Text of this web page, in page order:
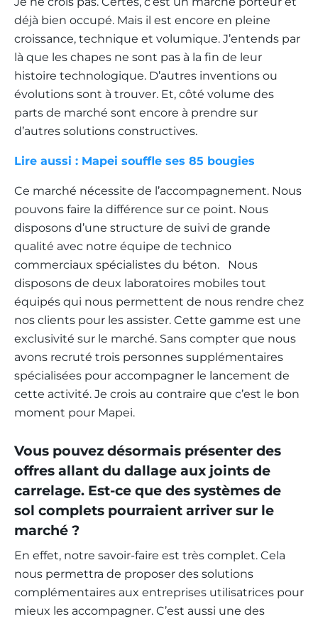
déjà bien occupé. Mais il est encore en pleine
croissance, technique et volumique. J’entends par
là que les chapes ne sont pas à la fin de leur
histoire technologique. D’autres inventions ou
évolutions sont à trouver. Et, côté volume des
parts de marché sont encore à prendre sur
d’autres solutions constructives.
Lire aussi : Mapei souffle ses 85 bougies
Ce marché nécessite de l’accompagnement. Nous
pouvons faire la différence sur ce point. Nous
disposons d’une structure de suivi de grande
qualité avec notre équipe de technico
commerciaux spécialistes du béton. Nous
disposons de deux laboratoires mobiles tout
équipés qui nous permettent de nous rendre chez
nos clients pour les assister. Cette gamme est une
exclusivité sur le marché. Sans compter que nous
avons recruté trois personnes supplémentaires
spécialisées pour accompagner le lancement de
cette activité. Je crois au contraire que c’est le bon
moment pour Mapei.
Vous pouvez désormais présenter des
offres allant du dallage aux joints de
carrelage. Est-ce que des systèmes de
sol complets pourraient arriver sur le
marché ?
En effet, notre savoir-faire est très complet. Cela
nous permettra de proposer des solutions
complémentaires aux entreprises utilisatrices pour
mieux les accompagner. C’est aussi une des